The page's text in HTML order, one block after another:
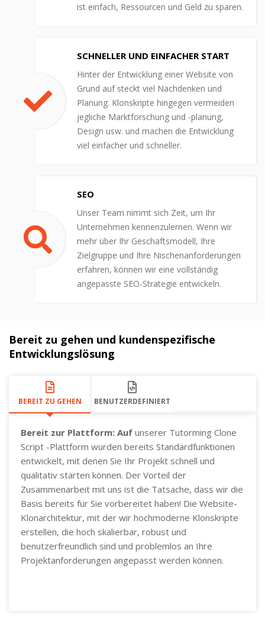
ist einfach, Ressourcen und Geld zu sparen.
SCHNELLER UND EINFACHER START
Hinter der Entwicklung einer Website von
Grund auf steckt viel Nachdenken und
Planung. Klonskripte hingegen vermeiden
jegliche Marktforschung und -planung,
Design usw. und machen die Entwicklung
viel einfacher und schneller.
SEO
Unser Team nimmt sich Zeit, um Ihr
Unternehmen kennenzulernen. Wenn wir
mehr über Ihr Geschäftsmodell, Ihre
Zielgruppe und Ihre Nischenanforderungen
erfahren, können wir eine vollständig
angepasste SEO-Strategie entwickeln.
Bereit zu gehen und kundenspezifische
Entwicklungslösung
BEREIT ZU GEHEN BENUTZERDEFINIERT
Bereit zur Plattform: Auf unserer Tutorming Clone
Script -Plattform wurden bereits Standardfunktionen
entwickelt, mit denen Sie Ihr Projekt schnell und
qualitativ starten können. Der Vorteil der
Zusammenarbeit mit uns ist die Tatsache, dass wir die
Basis bereits für Sie vorbereitet haben! Die Website-
Klonarchitektur, mit der wir hochmoderne Klonskripte
erstellen, die hoch skalierbar, robust und
benutzerfreundlich sind und problemlos an Ihre
Projektanforderungen angepasst werden können.